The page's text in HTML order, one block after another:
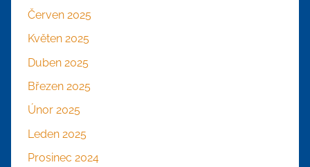
Červen 2025
Květen 2025
Duben 2025
Březen 2025
Únor 2025
Leden 2025
Prosinec 2024